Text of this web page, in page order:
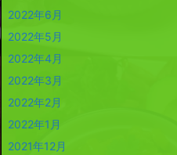
2022年6月
2022年5月
2022年4月
2022年3月
2022年2月
2022年1月
2021年12月